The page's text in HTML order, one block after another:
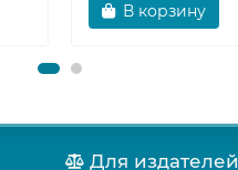
В корзину
Для издателей